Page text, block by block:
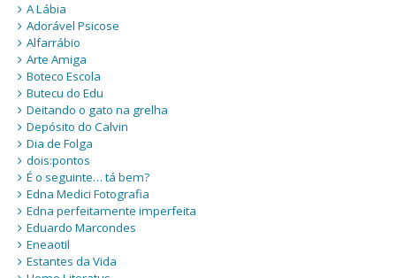
A Lábia
Adorável Psicose
Alfarrábio
Arte Amiga
Boteco Escola
Butecu do Edu
Deitando o gato na grelha
Depósito do Calvin
Dia de Folga
dois:pontos
É o seguinte… tá bem?
Edna Medici Fotografia
Edna perfeitamente imperfeita
Eduardo Marcondes
Eneaotil
Estantes da Vida